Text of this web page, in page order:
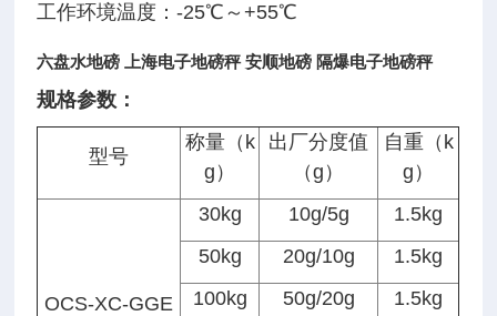
工作环境温度：-25℃～+55℃
六盘水地磅 上海电子地磅秤 安顺地磅 隔爆电子地磅秤
规格参数：
型号
称量（k
g）
出厂分度值
（g）
自重（k
g）
OCS-XC-GGE
30kg 10g/5g
1.5kg
50kg
20g/10g
1.5kg
100kg
50g/20g
1.5kg